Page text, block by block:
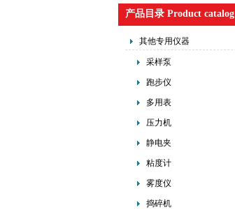
产品目录 Product catalog
其他专用仪器
采样泵
跑步仪
多用表
压力机
静电夹
粘度计
雾度仪
捣碎机